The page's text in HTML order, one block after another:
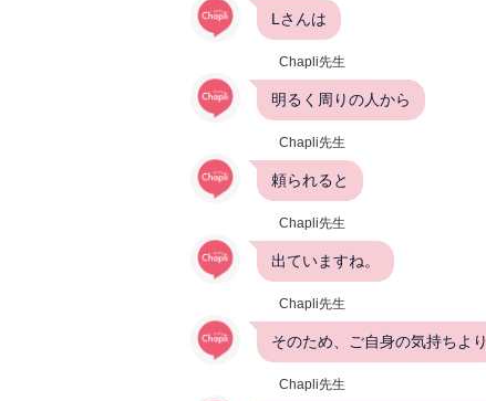
Lさんは
Chapli先生
明るく周りの人から
Chapli先生
頼られると
Chapli先生
出ていますね。
Chapli先生
そのため、ご自身の気持ちより
Chapli先生